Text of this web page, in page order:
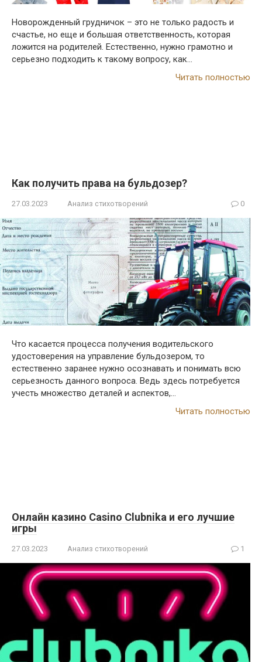
Новорожденный грудничок – это не только радость и
счастье, но еще и большая ответственность, которая
ложится на родителей. Естественно, нужно грамотно и
серьезно подходить к такому вопросу, как…
Читать полностью
Как получить права на бульдозер?
27.03.2023 Анализ стихотворений 0
Что касается процесса получения водительского
удостоверения на управление бульдозером, то
естественно заранее нужно осознавать и понимать всю
серьезность данного вопроса. Ведь здесь потребуется
учесть множество деталей и аспектов,…
Читать полностью
Онлайн казино Casino Clubnika и его лучшие
игры
27.03.2023 Анализ стихотворений 1